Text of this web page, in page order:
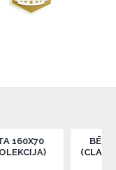
BĒRNU GULTA
(CLASSY GRAY